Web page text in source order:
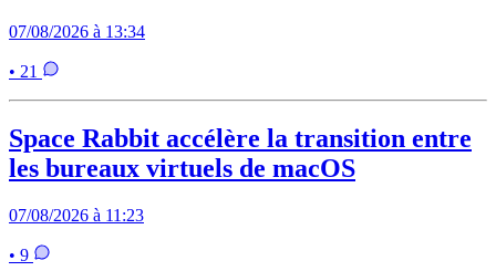
07/08/2026 à 13:34
• 21
Space Rabbit accélère la transition entre
les bureaux virtuels de macOS
07/08/2026 à 11:23
• 9